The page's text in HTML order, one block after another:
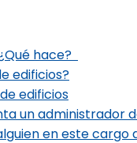
hace?
edificios?
edificios
un administrador
en este cargo